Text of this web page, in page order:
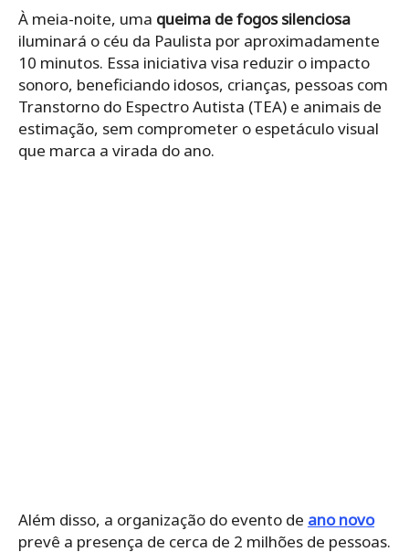
À meia-noite, uma queima de fogos silenciosa
iluminará o céu da Paulista por aproximadamente
10 minutos. Essa iniciativa visa reduzir o impacto
sonoro, beneficiando idosos, crianças, pessoas com
Transtorno do Espectro Autista (TEA) e animais de
estimação, sem comprometer o espetáculo visual
que marca a virada do ano.
Além disso, a organização do evento de ano novo
prevê a presença de cerca de 2 milhões de pessoas.